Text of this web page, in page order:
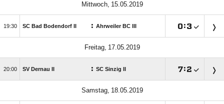
 
 SC Bad Bodendorf II : Ahrweiler BC III :
 
 SV Dernau II : SC Sinzig II :
 